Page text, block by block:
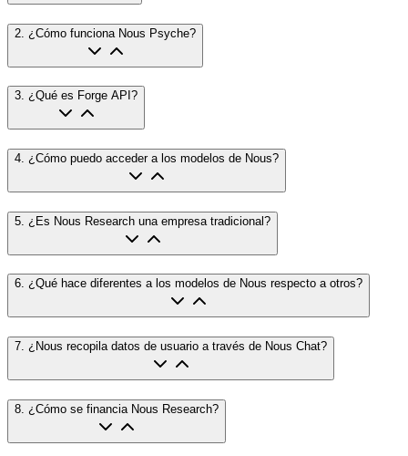
2 ¿Cómo funciona Nous Psyche?
3. ¿Qué es Forge API?
4 ¿Cómo puedo acceder a los modelos de Nous?
5 ¿Es Nous Research una empresa tradicional?
6. ¿Qué hace diferentes a los modelos de Nous respecto a otros?
7. ¿Nous recopila datos de usuario a través de Nous Chat?
8 ¿Cómo se financia Nous Research?